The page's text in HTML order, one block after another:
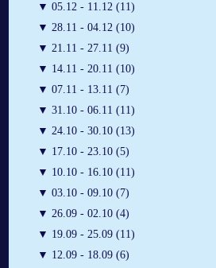
▼ 05.12 - 11.12 (11)
▼ 28.11 - 04.12 (10)
▼ 21.11 - 27.11 (9)
▼ 14.11 - 20.11 (10)
▼ 07.11 - 13.11 (7)
▼ 31.10 - 06.11 (11)
▼ 24.10 - 30.10 (13)
▼ 17.10 - 23.10 (5)
▼ 10.10 - 16.10 (11)
▼ 03.10 - 09.10 (7)
▼ 26.09 - 02.10 (4)
▼ 19.09 - 25.09 (11)
▼ 12.09 - 18.09 (6)